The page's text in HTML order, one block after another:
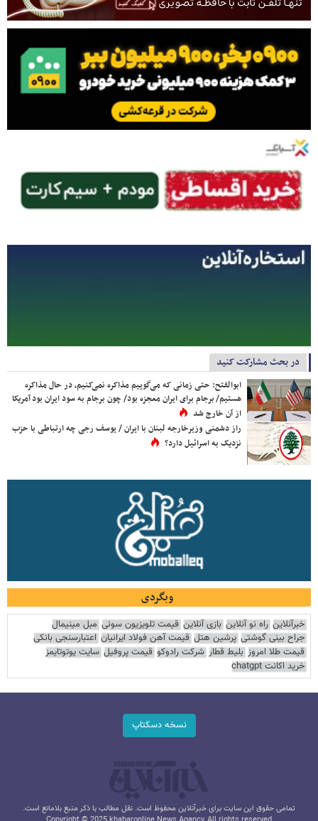
در بحث مشارکت کنید
ابوالفتح: حتی زمانی که می‌گوییم مذاکره نمی‌کنیم، در حال مذاکره
هستیم/ برجام برای ایران معجزه بود/ چون برجام به سود ایران بود آمریکا
از آن خارج شد
راز دشمنی وزیرخارجه لبنان با ایران / یوسف رجی چه ارتباطی با حزب
نزدیک به اسرائیل دارد؟
وبگردی
خبرآنلاین راه نو آنلاین بازی آنلاین قیمت تلویزیون سونی مبل مینیمال
جراح بینی گوشتی پرشین هتل قیمت آهن فولاد ایرانیان اعتبارسنجی بانکی
قیمت طلا امروز بلیط قطار شرکت رادوکو قیمت پروفیل سایت یوتوتایمز
خرید اکانت chatgpt
نسخه دسکتاپ
تمامی حقوق این سایت برای خبرآنلاین محفوظ است. نقل مطالب با ذکر منبع بلامانع است.